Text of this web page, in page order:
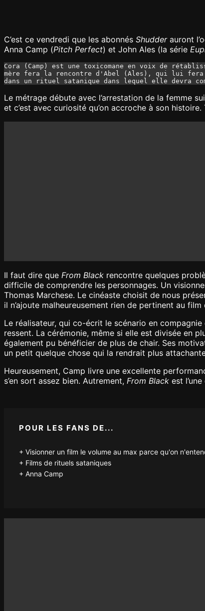
C’est ce vendredi que les abonnés Shudderauront
Anna Camp (Pitch Perfect) et John Ales (la série
Cora (Camp) est une toxicomane en voix de
mère fera la rencontre d'Abel (Ales), qui lui fera
dans un rituel satanique dans lequel elle devra
Le métrage débute avec l’arrestation de la femme
et c’est avec curiosité qu’on accroche à son
Il faut dire que From Black rencontre quelques
difficile de comprendre les personnages. Un
Thomas Marchese. Le cinéaste choisit de nous
il n’ajoute malheureusement rien de pertinent au
Le réalisateur, qui co-écrit le scénario en
ressent. La cérémonie, même si elle est divisée en
également pu bénéficier de plus de chair. Ses
un petit quelque chose qui la rendrait plus
Heureusement, Camp livre une excellente
s’en sort assez bien. Autrement, From Black est
POUR LES FANS DE...
Visionner un film le volume au max parce qu'on
Films de rituels sataniques
Anna Camp